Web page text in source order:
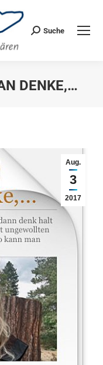
Search:
Suche
DENKE,…
Aug.
3
2017